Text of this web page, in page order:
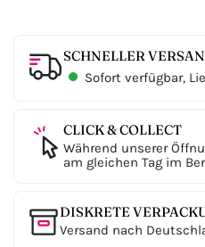
SCHNELLER
Sofort verfügbar,
CLICK & COLLECT
Während unserer
am gleichen Tag im
DISKRETE
Versand nach